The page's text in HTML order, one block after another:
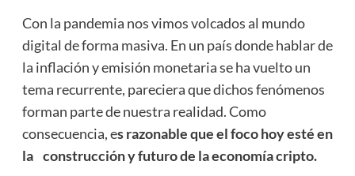
Con la pandemia nos vimos volcados al mundo
digital de forma masiva. En un país donde hablar de
la inflación y emisión monetaria se ha vuelto un
tema recurrente, pareciera que dichos fenómenos
forman parte de nuestra realidad. Como
consecuencia, es razonable que el foco hoy esté en
la construcción y futuro de la economía cripto.